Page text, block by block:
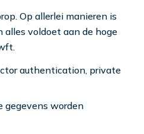
Op allerlei manieren is
alles voldoet aan de hoge
authentication, private
gegevens worden